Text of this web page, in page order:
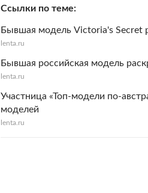
Ссылки по теме
Бывшая модель Victoria's Secret
lenta.ru
Бывшая российская модель
lenta.ru
Участница «Топ-модели по-
моделей
lenta.ru